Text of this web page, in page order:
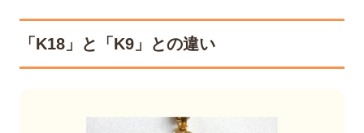
「K18」と「K9」との違い